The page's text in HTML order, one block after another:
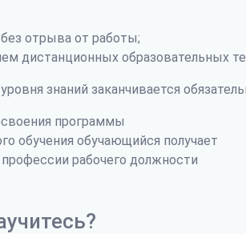
отрыва от работы;
дистанционных образовательных
знаний заканчивается
программы
обучения обучающийся получает
рабочего должности